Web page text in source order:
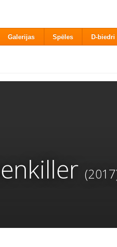
Galerijas Spēles D-biedri